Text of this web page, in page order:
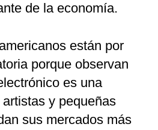
de la economía.
están por
porque observan
es una
y pequeñas
sus mercados más